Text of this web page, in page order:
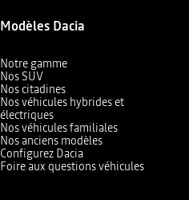
Modèles Dacia
Notre gamme
Nos SUV
Nos citadines
Nos véhicules hybrides et
électriques
Nos véhicules familiales
Nos anciens modèles
Configurez Dacia
Foire aux questions véhicules